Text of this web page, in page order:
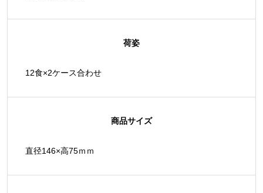
荷姿
12食×2ケース合わせ
商品サイズ
直径146×高75ｍｍ